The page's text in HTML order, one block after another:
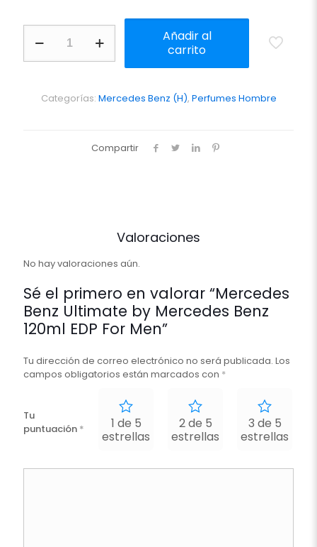
Benz
Ultimate
Benz
Añadir al
carrito
Categorías: Mercedes Benz (H), Perfumes Hombre
Compartir
Valoraciones
No hay valoraciones aún.
Sé el primero en valorar “Mercedes
Benz Ultimate by Mercedes Benz
120ml EDP For Men”
Tu dirección de correo electrónico no será publicada. Los
campos obligatorios están marcados con *
Tu
puntuación *
1 de 5
estrellas
2 de 5
estrellas
3 de 5
estrellas